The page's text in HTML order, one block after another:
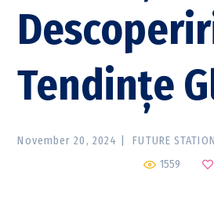
Tendințe
November 20, 2024
FUTURE STATION
1559